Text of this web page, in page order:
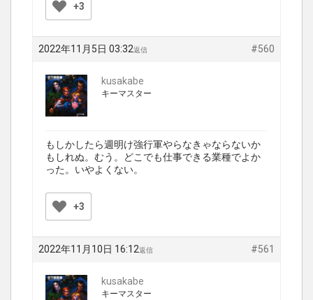
+3
2022年11月5日 03:32 #560
返信
kusakabe
キーマスター
もしかしたら週明け強行軍やらなきゃならないか
もしれぬ。むう。どこでも仕事できる業種でよか
った。いやよくない。
+3
2022年11月10日 16:12 #561
返信
kusakabe
キーマスター